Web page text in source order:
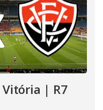
Vitória | R7